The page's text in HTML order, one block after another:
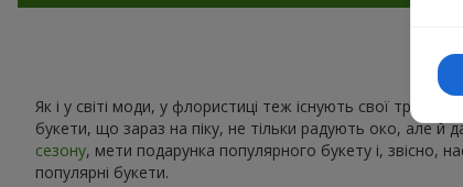
Як і у світі моди, у флористиці теж існують свої тренди.
букети, що зараз на піку, не тільки радують око, але й
сезону, мети подарунка популярного букету і, звісно,
популярні букети.